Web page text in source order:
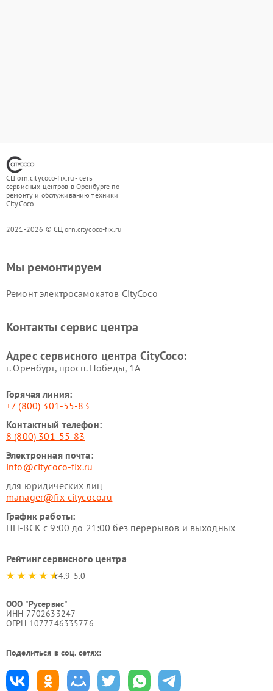
СЦ orn.citycoco-fix.ru - сеть
сервисных центров в Оренбурге по
ремонту и обслуживанию техники
CityCoco
2021-2026 © СЦ orn.citycoco-fix.ru
Мы ремонтируем
Ремонт электросамокатов CityCoco
Контакты сервис центра
Адрес сервисного центра CityCoco:
г. Оренбург, просп. Победы, 1А
Горячая линия:
+7 (800) 301-55-83
Контактный телефон:
8 (800) 301-55-83
Электронная почта:
info@citycoco-fix.ru
для юридических лиц
manager@fix-citycoco.ru
График работы:
ПН-ВСК с 9:00 до 21:00 без перерывов и выходных
Рейтинг сервисного центра
4.9-5.0
ООО "Русервис"
ИНН 7702633247
ОГРН 1077746335776
Поделиться в соц. сетях: